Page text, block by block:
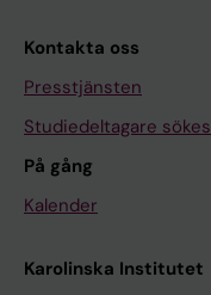
Kontakta oss
Presstjänsten
Studiedeltagare sökes
På gång
Kalender
Karolinska Institutet